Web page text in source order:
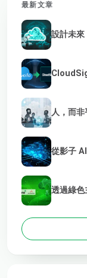
最新文章
設計未來
人，而
從影子
透過綠